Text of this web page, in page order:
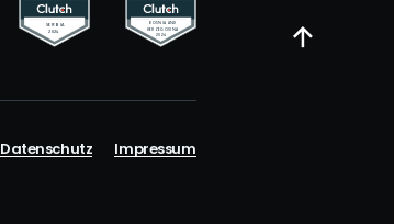
Datenschutz Impressum